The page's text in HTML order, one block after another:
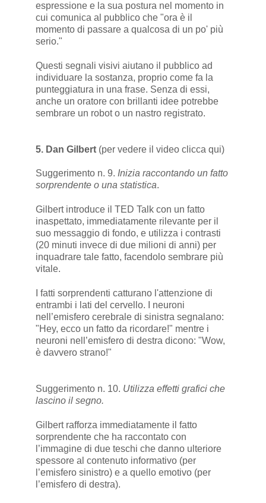
espressione e la sua postura nel momento in
cui comunica al pubblico che "ora è il
momento di passare a qualcosa di un po' più
serio."
Questi segnali visivi aiutano il pubblico ad
individuare la sostanza, proprio come fa la
punteggiatura in una frase. Senza di essi,
anche un oratore con brillanti idee potrebbe
sembrare un robot o un nastro registrato.
5. Dan Gilbert(per vedere il video clicca qui)
Suggerimento n. 9. Inizia raccontando un fatto
sorprendente o una statistica.
Gilbert introduce il TED Talk con un fatto
inaspettato, immediatamente rilevante per il
suo messaggio di fondo, e utilizza i contrasti
(20 minuti invece di due milioni di anni) per
inquadrare tale fatto, facendolo sembrare più
vitale.
I fatti sorprendenti catturano l'attenzione di
entrambi i lati del cervello. I neuroni
nell’emisfero cerebrale di sinistra segnalano:
"Hey, ecco un fatto da ricordare!" mentre i
neuroni nell’emisfero di destra dicono: "Wow,
è davvero strano!"
Suggerimento n. 10. Utilizza effetti grafici che
lascino il segno.
Gilbert rafforza immediatamente il fatto
sorprendente che ha raccontato con
l’immagine di due teschi che danno ulteriore
spessore al contenuto informativo (per
l’emisfero sinistro) e a quello emotivo (per
l’emisfero di destra).